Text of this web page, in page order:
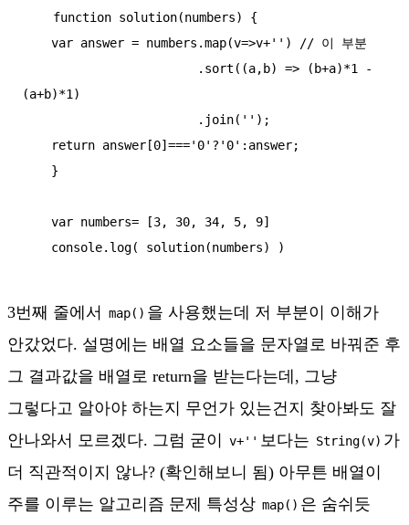
(a+b)*1)
3번째 줄에서 map() 을 사용했는데 저 부분이 이해가
안갔었다. 설명에는 배열 요소들을 문자열로 바꿔준 후
그 결과값을 배열로 return을 받는다는데, 그냥
그렇다고 알아야 하는지 무언가 있는건지 찾아봐도 잘
안나와서 모르겠다. 그럼 굳이
v+'' 보다는 String(v) 가
더 직관적이지 않나? (확인해보니 됨) 아무튼 배열이
주를 이루는 알고리즘 문제 특성상 map() 은 숨쉬듯